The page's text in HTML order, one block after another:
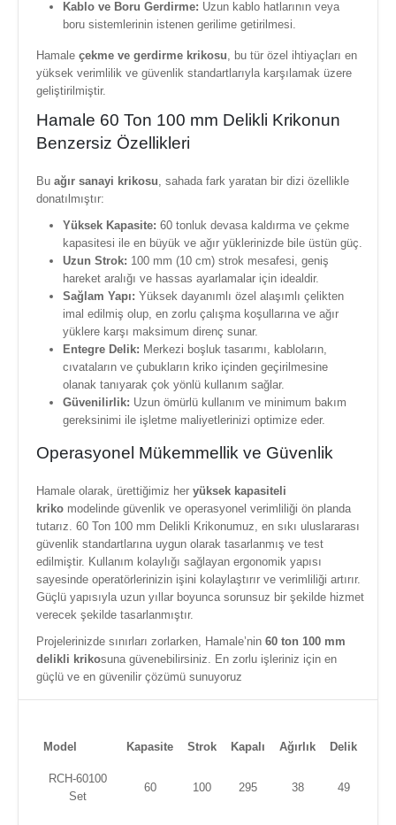
Kablo ve Boru Gerdirme: Uzun kablo hatlarının veya
boru sistemlerinin istenen gerilime getirilmesi.
Hamale çekme ve gerdirme krikosu , bu tür özel ihtiyaçları en
yüksek verimlilik ve güvenlik standartlarıyla karşılamak üzere
geliştirilmiştir.
Hamale 60 Ton 100 mm Delikli Krikonun
Benzersiz Özellikleri
Bu ağır sanayi krikosu , sahada fark yaratan bir dizi özellikle
donatılmıştır:
Yüksek Kapasite: 60 tonluk devasa kaldırma ve çekme
kapasitesi ile en büyük ve ağır yüklerinizde bile üstün güç.
Uzun Strok: 100 mm (10 cm) strok mesafesi, geniş
hareket aralığı ve hassas ayarlamalar için idealdir.
Sağlam Yapı: Yüksek dayanımlı özel alaşımlı çelikten
imal edilmiş olup, en zorlu çalışma koşullarına ve ağır
yüklere karşı maksimum direnç sunar.
Entegre Delik: Merkezi boşluk tasarımı, kabloların,
cıvataların ve çubukların kriko içinden geçirilmesine
olanak tanıyarak çok yönlü kullanım sağlar.
Güvenilirlik: Uzun ömürlü kullanım ve minimum bakım
gereksinimi ile işletme maliyetlerinizi optimize eder.
Operasyonel Mükemmellik ve Güvenlik
Hamale olarak, ürettiğimiz her yüksek kapasiteli
kriko modelinde güvenlik ve operasyonel verimliliği ön planda
tutarız. 60 Ton 100 mm Delikli Krikonumuz, en sıkı uluslararası
güvenlik standartlarına uygun olarak tasarlanmış ve test
edilmiştir. Kullanım kolaylığı sağlayan ergonomik yapısı
sayesinde operatörlerinizin işini kolaylaştırır ve verimliliği artırır.
Güçlü yapısıyla uzun yıllar boyunca sorunsuz bir şekilde hizmet
verecek şekilde tasarlanmıştır.
Projelerinizde sınırları zorlarken, Hamale’nin 60 ton 100 mm
delikli krikosuna güvenebilirsiniz. En zorlu işleriniz için en
güçlü ve en güvenilir çözümü sunuyoruz
Model Kapasite Strok Kapalı Ağırlık Delik
RCH-60100
Set
60 100 295 38 49